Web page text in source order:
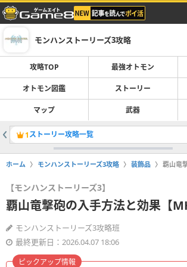
モンハンストーリーズ3攻略
攻略TOP 最強オトモン
オトモン図鑑 ストーリー
マップ 武器
1ストーリー攻略一覧
ホーム モンハンストーリーズ3攻略 装飾品 覇山竜
【モンハンストーリーズ3】
覇山竜撃砲の入手方法と効果【
モンハンストーリーズ3攻略班
最終更新日：2026.04.07 18:06
ピックアップ情報